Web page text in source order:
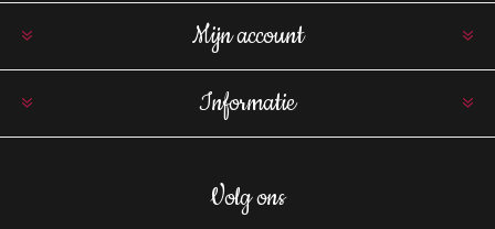
Mijn account
Informatie
Volg ons